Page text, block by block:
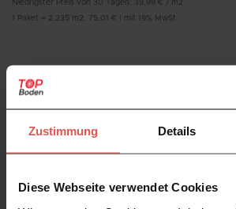
Zustimmung Details
Diese Webseite verwendet Cookies
Niedrigster Preis von 30 Tagen: 39,99 € / m2
Paket = 2,235 m2 75,01 € mit 19% MwSt
Arbiton
ELDBORG Eiche - Vinylboden mit
Trittschalldämmung - 5.3mm
41,95 € /m2